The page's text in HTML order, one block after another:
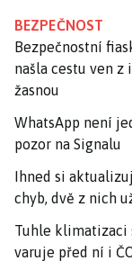
BEZPEČNOST
Bezpečnostní
našla cestu ven
žasnou
WhatsApp není
pozor na Signalu
Ihned si
chyb, dvě z nich
Tuhle klimatizaci
varuje před ní i